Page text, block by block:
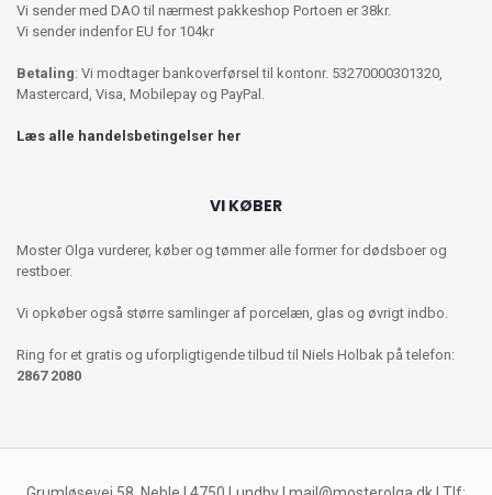
Vi sender med DAO til nærmest pakkeshop Portoen er 38kr.
Vi sender indenfor EU for 104kr
Betaling: Vi modtager bankoverførsel til kontonr. 53270000301320,
Mastercard, Visa, Mobilepay og PayPal.
Læs alle handelsbetingelser her
VI KØBER
Moster Olga vurderer, køber og tømmer alle former for dødsboer og
restboer.
Vi opkøber også større samlinger af porcelæn, glas og øvrigt indbo.
Ring for et gratis og uforpligtigende tilbud til Niels Holbak på telefon:
2867 2080